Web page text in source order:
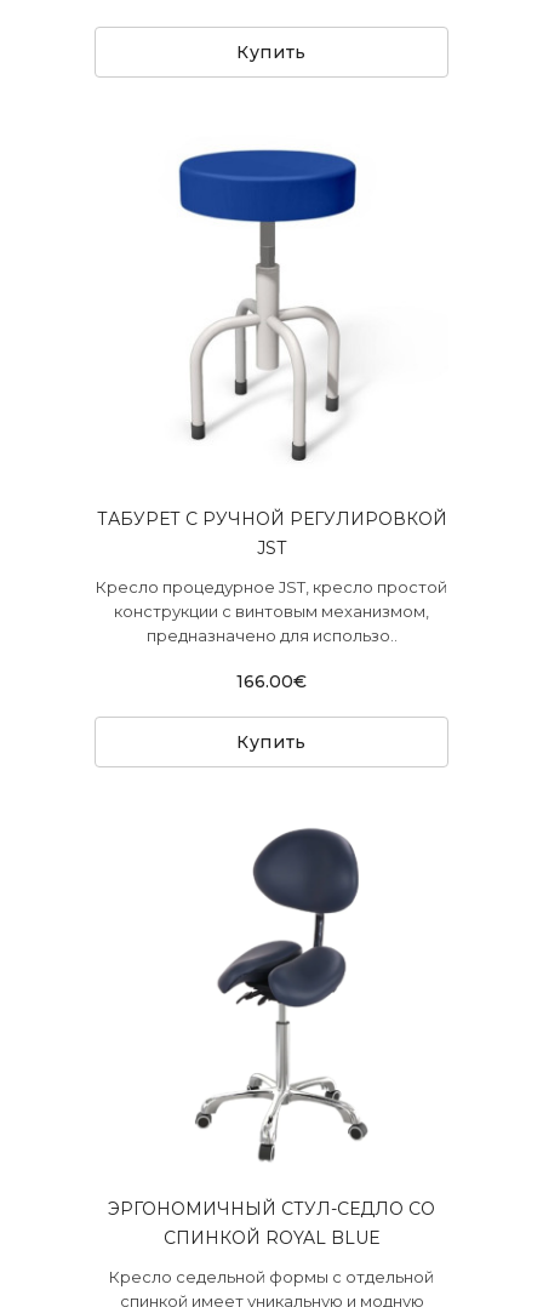
Купить
ТАБУРЕТ С РУЧНОЙ РЕГУЛИРОВКОЙ
JST
Кресло процедурное JST, кресло простой
конструкции с винтовым механизмом,
предназначено для использо..
166.00€
Купить
ЭРГОНОМИЧНЫЙ СТУЛ-СЕДЛО СО
СПИНКОЙ ROYAL BLUE
Кресло седельной формы с отдельной
спинкой имеет уникальную и модную